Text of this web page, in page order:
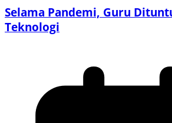
Selama Pandemi, Guru
Teknologi